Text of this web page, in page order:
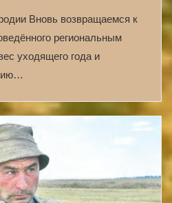
Вновь возвращаемся к
региональным
уходящего года и